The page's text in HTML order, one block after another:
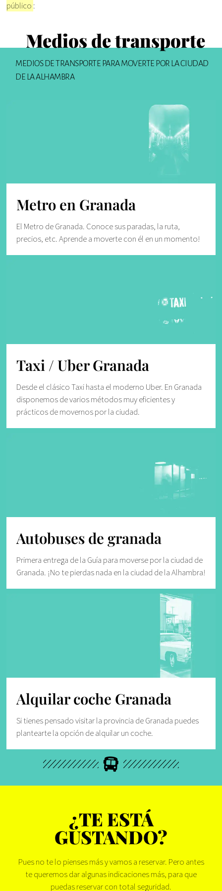
público :
Medios de transporte
MEDIOS DE TRANSPORTE PARA MOVERTE POR LA CIUDAD
DE LA ALHAMBRA
Metro en Granada
El Metro de Granada. Conoce sus paradas, la ruta,
precios, etc. Aprende a moverte con él en un momento!
Taxi / Uber Granada
Desde el clásico Taxi hasta el moderno Uber. En Granada
disponemos de varios métodos muy eficientes y
prácticos de movernos por la ciudad.
Autobuses de granada
Primera entrega de la Guía para moverse por la ciudad de
Granada. ¡No te pierdas nada en la ciudad de la Alhambra!
Alquilar coche Granada
Si tienes pensado visitar la provincia de Granada puedes
plantearte la opción de alquilar un coche.
¿TE ESTÁ
GUSTANDO?
Pues no te lo pienses más y vamos a reservar. Pero antes
te queremos dar algunas indicaciones más, para que
puedas reservar con total seguridad.